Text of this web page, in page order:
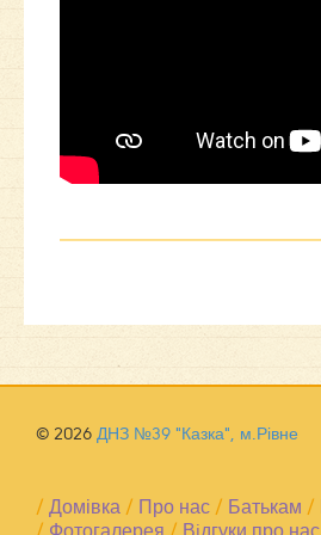
© 2026 ДНЗ №39 "Казка", м.Рівне
/ Домівка / Про нас / Батькам /